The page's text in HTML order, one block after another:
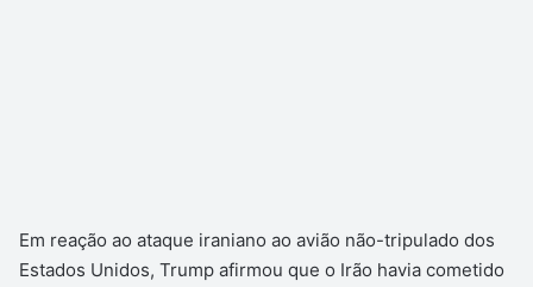
Em reação ao ataque iraniano ao avião não-tripulado dos
Estados Unidos, Trump afirmou que o Irão havia cometido